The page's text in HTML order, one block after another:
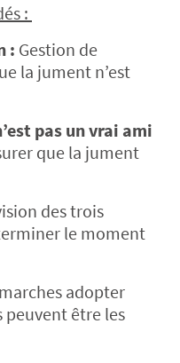
:
: Gestion de
la jument n’est
pas un vrai ami
que la jument
des trois
le moment
adopter
peuvent être les